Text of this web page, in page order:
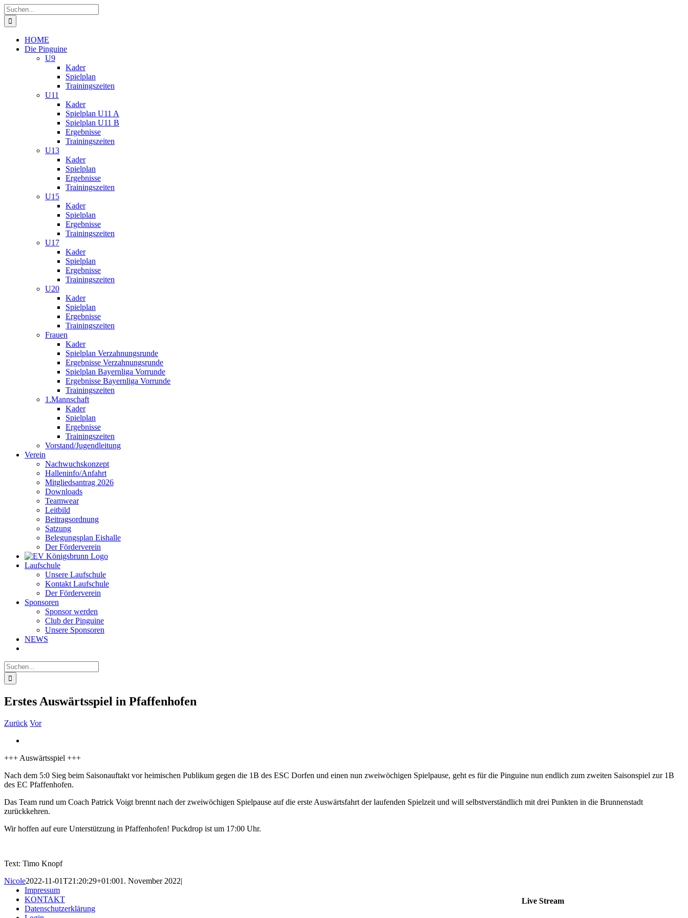
Zum
Inhalt
springen
Suche
nach:
HOME
Die Pinguine
U9
Kader
Spielplan
Trainingszeiten
U11
Kader
Spielplan U11 A
Spielplan U11 B
Ergebnisse
Trainingszeiten
U13
Kader
Spielplan
Ergebnisse
Trainingszeiten
U15
Kader
Spielplan
Ergebnisse
Trainingszeiten
U17
Kader
Spielplan
Ergebnisse
Trainingszeiten
U20
Kader
Spielplan
Ergebnisse
Trainingszeiten
Frauen
Kader
Spielplan Verzahnungsrunde
Ergebnisse Verzahnungsrunde
Spielplan Bayernliga Vorrunde
Ergebnisse Bayernliga Vorrunde
Trainingszeiten
1.Mannschaft
Kader
Spielplan
Ergebnisse
Trainingszeiten
Vorstand/Jugendleitung
Verein
Nachwuchskonzept
Halleninfo/Anfahrt
Mitgliedsantrag 2026
Downloads
Teamwear
Leitbild
Beitragsordnung
Satzung
Belegungsplan Eishalle
Der Förderverein
Laufschule
Unsere Laufschule
Kontakt Laufschule
Der Förderverein
Sponsoren
Sponsor werden
Club der Pinguine
Unsere Sponsoren
NEWS
Suche
nach:
Erstes Auswärtsspiel in Pfaffenhofen
Zurück Vor
Bild
+++ Auswärtsspiel +++
Nach dem 5:0 Sieg beim Saisonauftakt vor heimischen Publikum gegen die 1B des ESC Dorfen und einen nun zweiwöchigen Spielpause, geht es für die Pinguine nun endlich zum zweiten Saisonspiel zur 1B
des EC Pfaffenhofen.
Das Team rund um Coach Patrick Voigt brennt nach der zweiwöchigen Spielpause auf die erste Auswärtsfahrt der laufenden Spielzeit und will selbstverständlich mit drei Punkten in die Brunnenstadt
zurückkehren.
Wir hoffen auf eure Unterstützung in Pfaffenhofen! Puckdrop ist um 17:00 Uhr.
Text: Timo Knopf
Nicole2022-11-01T21:20:29+01:001. November 2022|
Live Stream
Impressum
KONTAKT
Datenschutzerklärung